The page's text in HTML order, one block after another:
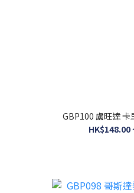
GBP100 盧旺達
HK$148.00